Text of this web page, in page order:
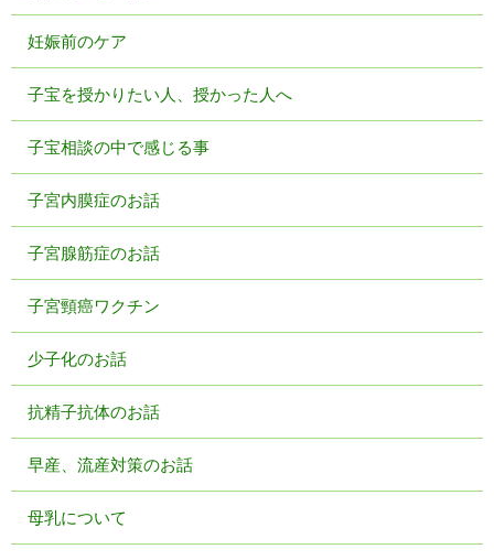
妊娠前のケア
子宝を授かりたい人、授かった人へ
子宝相談の中で感じる事
子宮内膜症のお話
子宮腺筋症のお話
子宮頸癌ワクチン
少子化のお話
抗精子抗体のお話
早産、流産対策のお話
母乳について